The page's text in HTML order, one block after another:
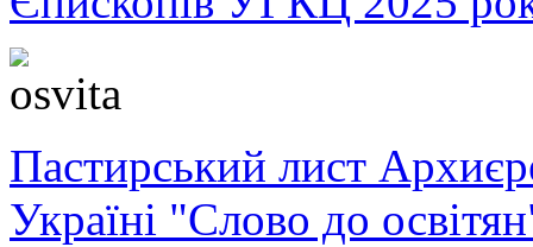
Пастирський лист
Україні "Слово до